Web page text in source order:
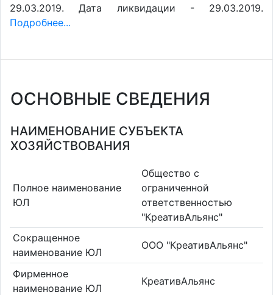
29.03.2019. Дата ликвидации - 29.03.2019.
Подробнее...
ОСНОВНЫЕ СВЕДЕНИЯ
НАИМЕНОВАНИЕ СУБЪЕКТА
ХОЗЯЙСТВОВАНИЯ
Полное наименование
ЮЛ
Общество с
ограниченной
ответственностью
"КреативАльянс"
Сокращенное
наименование ЮЛ
ООО "КреативАльянс"
Фирменное
наименование ЮЛ
КреативАльянс